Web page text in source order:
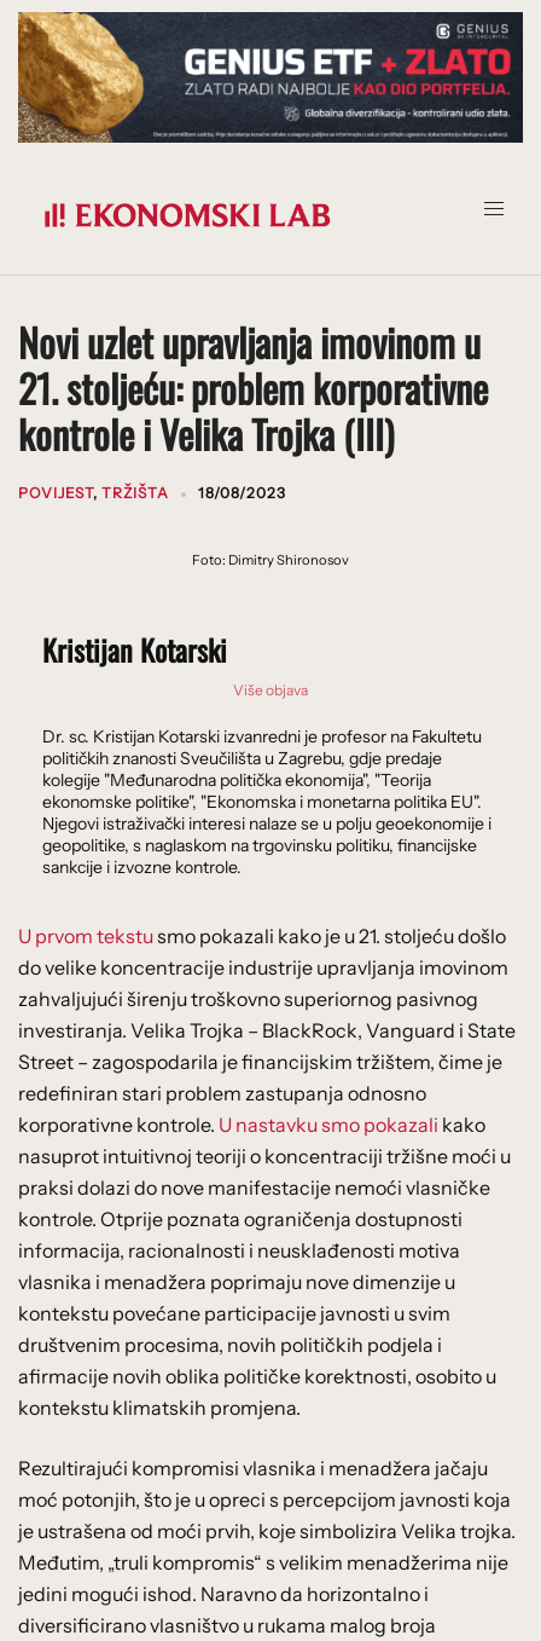
Prijeđi
na
sadržaj
Novi uzlet upravljanja imovinom u
21. stoljeću: problem korporativne
kontrole i Velika Trojka (III)
POVIJEST, TRŽIŠTA 18/08/2023
Foto: Dimitry Shironosov
Kristijan Kotarski
Više objava
Dr. sc. Kristijan Kotarski izvanredni je profesor na Fakultetu
političkih znanosti Sveučilišta u Zagrebu, gdje predaje
kolegije "Međunarodna politička ekonomija", "Teorija
ekonomske politike", "Ekonomska i monetarna politika EU".
Njegovi istraživački interesi nalaze se u polju geoekonomije i
geopolitike, s naglaskom na trgovinsku politiku, financijske
sankcije i izvozne kontrole.
U prvom tekstusmo pokazali kako je u 21. stoljeću došlo
do velike koncentracije industrije upravljanja imovinom
zahvaljujući širenju troškovno superiornog pasivnog
investiranja. Velika Trojka – BlackRock, Vanguard i State
Street – zagospodarila je financijskim tržištem, čime je
redefiniran stari problem zastupanja odnosno
korporativne kontrole. U nastavku smo pokazali kako
nasuprot intuitivnoj teoriji o koncentraciji tržišne moći u
praksi dolazi do nove manifestacije nemoći vlasničke
kontrole. Otprije poznata ograničenja dostupnosti
informacija, racionalnosti i neusklađenosti motiva
vlasnika i menadžera poprimaju nove dimenzije u
kontekstu povećane participacije javnosti u svim
društvenim procesima, novih političkih podjela i
afirmacije novih oblika političke korektnosti, osobito u
kontekstu klimatskih promjena.
Rezultirajući kompromisi vlasnika i menadžera jačaju
moć potonjih, što je u opreci s percepcijom javnosti koja
je ustrašena od moći prvih, koje simbolizira Velika trojka.
Međutim, „truli kompromis“ s velikim menadžerima nije
jedini mogući ishod. Naravno da horizontalno i
diversificirano vlasništvo u rukama malog broja